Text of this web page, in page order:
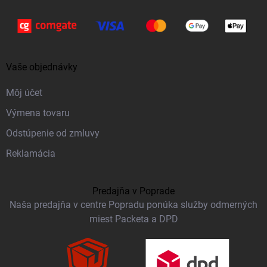
Vaše objednávky
Môj účet
Výmena tovaru
Odstúpenie od zmluvy
Reklamácia
Predajňa v Poprade
Naša predajňa v centre Popradu ponúka služby odmerných
miest Packeta a DPD